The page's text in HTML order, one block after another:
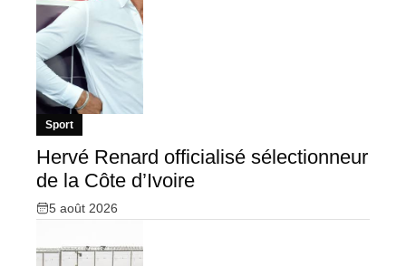
Sport
Hervé Renard officialisé sélectionneur
de la Côte d’Ivoire
5 août 2026